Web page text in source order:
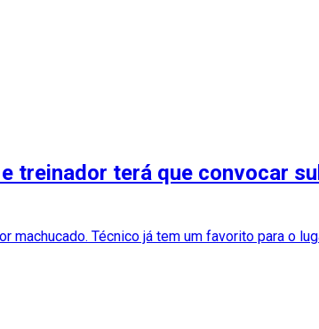
treinador terá que convocar
machucado. Técnico já tem um favorito para o